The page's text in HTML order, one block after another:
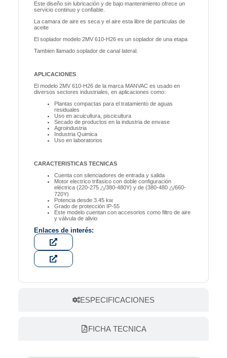
ESPECIFICACIONES
FICHA TECNICA
Este diseño sin lubricación y de bajo mantenimiento ofrece un
servicio continuo y confiable.
La camara de aire es seca y el aire esta libre de particulas de
aceite
El soplador modelo 2MV 610-H26 es un soplador de una etapa
Tambien llamado soplador de canal lateral.
APLICACIONES
El modelo 2MV 610-H26 de la marca MANVAC es usado en
diversos sectores industriales, en aplicaciones como:
Plantas compactas para el tratamiento de aguas
residuales
Uso en acuicultura, piscicultura
Secado de productos en la industria de envase
Agroindustria
Industria Quimica
Uso en laboratorios
CARACTERISTICAS TECNICAS
Cuenta con silenciadores de entrada y salida
Motor electrico trifasico con doble configuración
eléctrica (220-275 △/380-480Y) y de (380-480 △/660-
720Y)
Potencia desde 3.45 kw
Grado de protección IP-55
Este modelo cuentan con accesorios como filtro de aire
y válvula de alivio
Enlaces de interés: